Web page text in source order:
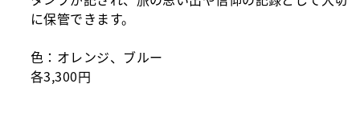
に保管できます。
色：オレンジ、ブルー
各3,300円